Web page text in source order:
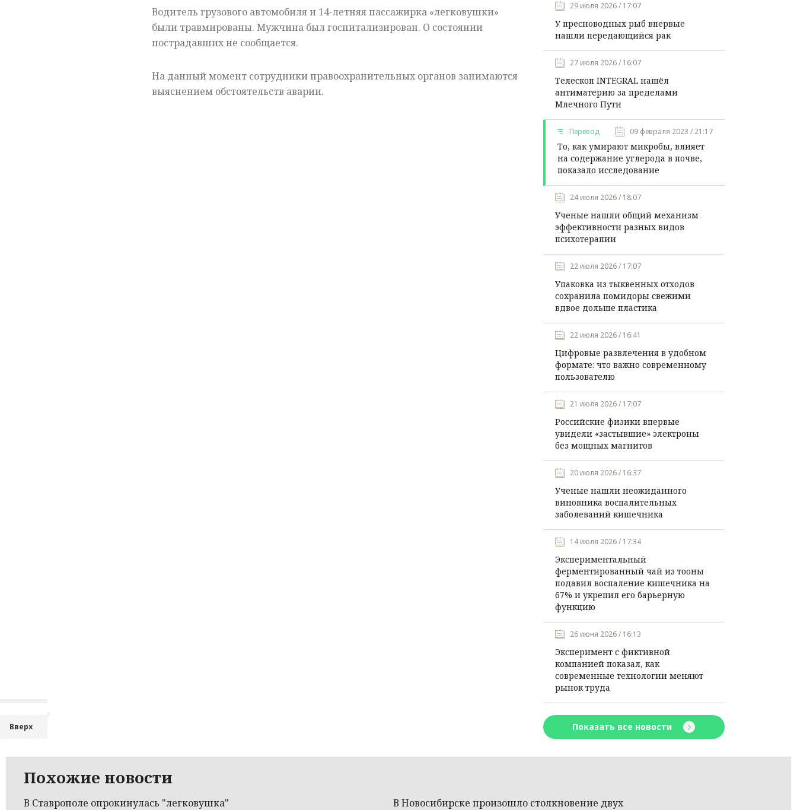
Вверх
Водитель грузового автомобиля и 14-летняя пассажирка «легковушки»
были травмированы. Мужчина был госпитализирован. О состоянии
пострадавших не сообщается.
На данный момент сотрудники правоохранительных органов занимаются
выяснением обстоятельств аварии.
29 июля 2026 / 17:07
У пресноводных рыб впервые
нашли передающийся рак
27 июля 2026 / 16:07
Телескоп INTEGRAL нашёл
антиматерию за пределами
Млечного Пути
Перевод 09 февраля 2023 / 21:17
То, как умирают микробы, влияет
на содержание углерода в почве,
показало исследование
24 июля 2026 / 18:07
Ученые нашли общий механизм
эффективности разных видов
психотерапии
22 июля 2026 / 17:07
Упаковка из тыквенных отходов
сохранила помидоры свежими
вдвое дольше пластика
22 июля 2026 / 16:41
Цифровые развлечения в удобном
формате: что важно современному
пользователю
21 июля 2026 / 17:07
Российские физики впервые
увидели «застывшие» электроны
без мощных магнитов
20 июля 2026 / 16:37
Ученые нашли неожиданного
виновника воспалительных
заболеваний кишечника
14 июля 2026 / 17:34
Экспериментальный
ферментированный чай из тооны
подавил воспаление кишечника на
67% и укрепил его барьерную
функцию
26 июня 2026 / 16:13
Эксперимент с фиктивной
компанией показал, как
современные технологии меняют
рынок труда
Показать все новости
Похожие новости
В Ставрополе опрокинулась "легковушка"
В Новосибирске произошло столкновение двух